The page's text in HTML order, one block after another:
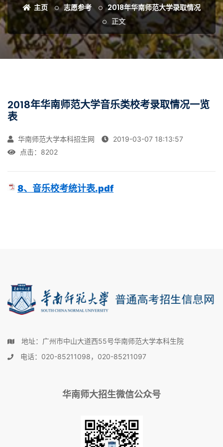
主页 志愿参考
2018年华南师范大学录取情况
正文
2018年华南师范大学音乐类校考录取情况一览
表
华南师范大学本科招生网
2019-03-07 18:13:57
点击： 8202
8、音乐校考统计表.pdf
地址：广州市中山大道西55号华南师范大学本科生院
电话：020-85211098，020-85211097
华南师大招生微信公众号